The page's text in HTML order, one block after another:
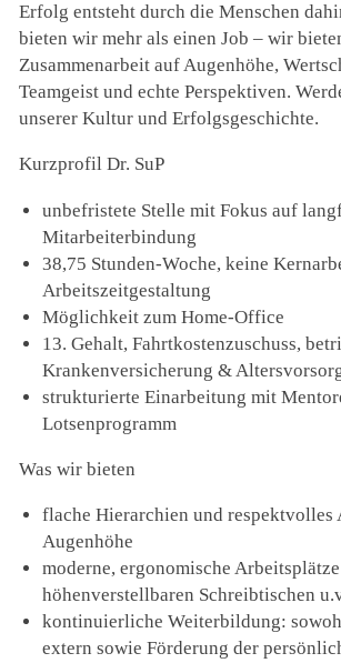
Erfolg entsteht durch die Menschen
bieten wir mehr als einen Job – wir
Zusammenarbeit auf Augenhöhe,
Teamgeist und echte Perspektiven.
unserer Kultur und Erfolgsgeschichte.
Kurzprofil Dr. SuP
unbefristete Stelle mit Fokus auf
Mitarbeiterbindung
38,75 Stunden-Woche, keine
Arbeitszeitgestaltung
Möglichkeit zum Home-Office
13. Gehalt, Fahrtkostenzuschuss,
Krankenversicherung &
strukturierte Einarbeitung mit
Lotsenprogramm
Was wir bieten
flache Hierarchien und respektvolles
Augenhöhe
moderne, ergonomische
höhenverstellbaren Schreibtischen
kontinuierliche Weiterbildung:
extern sowie Förderung der